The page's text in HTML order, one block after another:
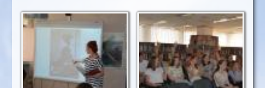
Як бути справжньою
Знаємо відповідь на